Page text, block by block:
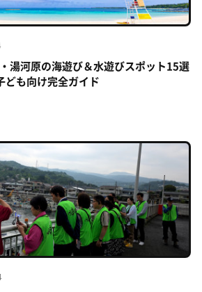
湯河原の海遊び＆水遊びスポット15選
ども向け完全ガイド